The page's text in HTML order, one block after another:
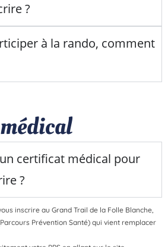
?
à la rando, comment
certificat médical pour
?
inscrire au Grand Trail de la Folle Blanche,
Prévention Santé) qui vient remplacer